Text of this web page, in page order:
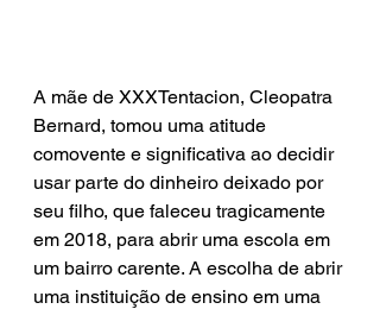
A mãe de XXXTentacion, Cleopatra
Bernard, tomou uma atitude
comovente e significativa ao decidir
usar parte do dinheiro deixado por
seu filho, que faleceu tragicamente
em 2018, para abrir uma escola em
um bairro carente. A escolha de abrir
uma instituição de ensino em uma